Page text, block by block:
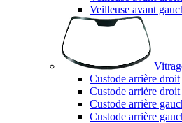
Veilleuse avant
Custode arrière droit
Custode arrière
Custode arrière
Custode arrière